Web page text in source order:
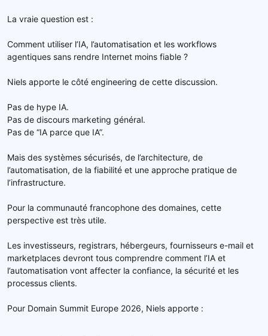
La vraie question est :
Comment utiliser l’IA, l’automatisation et les workflows
agentiques sans rendre Internet moins fiable ?
Niels apporte le côté engineering de cette discussion.
Pas de hype IA.
Pas de discours marketing général.
Pas de “IA parce que IA”.
Mais des systèmes sécurisés, de l’architecture, de
l’automatisation, de la fiabilité et une approche pratique de
l’infrastructure.
Pour la communauté francophone des domaines, cette
perspective est très utile.
Les investisseurs, registrars, hébergeurs, fournisseurs e-mail et
marketplaces devront tous comprendre comment l’IA et
l’automatisation vont affecter la confiance, la sécurité et les
processus clients.
Pour Domain Summit Europe 2026, Niels apporte :